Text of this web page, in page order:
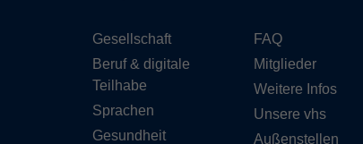
Gesellschaft
Beruf & digitale
Teilhabe
Sprachen
Gesundheit
FAQ
Mitglieder
Weitere Infos
Unsere vhs
Außenstellen